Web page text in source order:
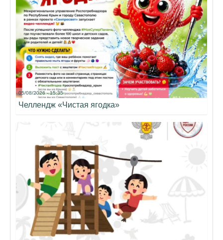
05/08/2026 - 15:35
Челлендж «Чистая ягодка»